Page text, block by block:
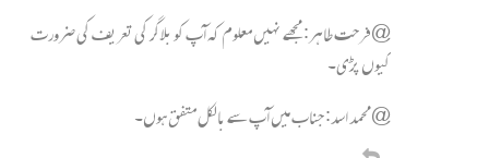
@فرحت طاہر: مجھے نہیں معلوم کہ آپ کو بلاگر کی تعریف کی ضرورت
کیوں پڑی۔
@محمد اسد: جناب میں آپ سے بالکل متفق ہوں۔